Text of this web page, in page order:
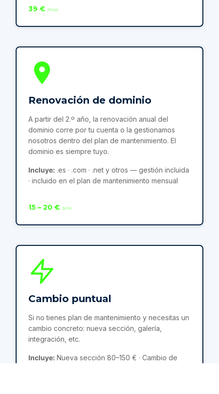
39 € /mes
Renovación de dominio
A partir del 2.º año, la renovación anual del
dominio corre por tu cuenta o la gestionamos
nosotros dentro del plan de mantenimiento. El
dominio es siempre tuyo.
Incluye: .es · .com · .net y otros — gestión incluida
· incluido en el plan de mantenimiento mensual
15 – 20 € /año
Cambio puntual
Si no tienes plan de mantenimiento y necesitas un
cambio concreto: nueva sección, galería,
integración, etc.
Incluye: Nueva sección 80–150 € · Cambio de